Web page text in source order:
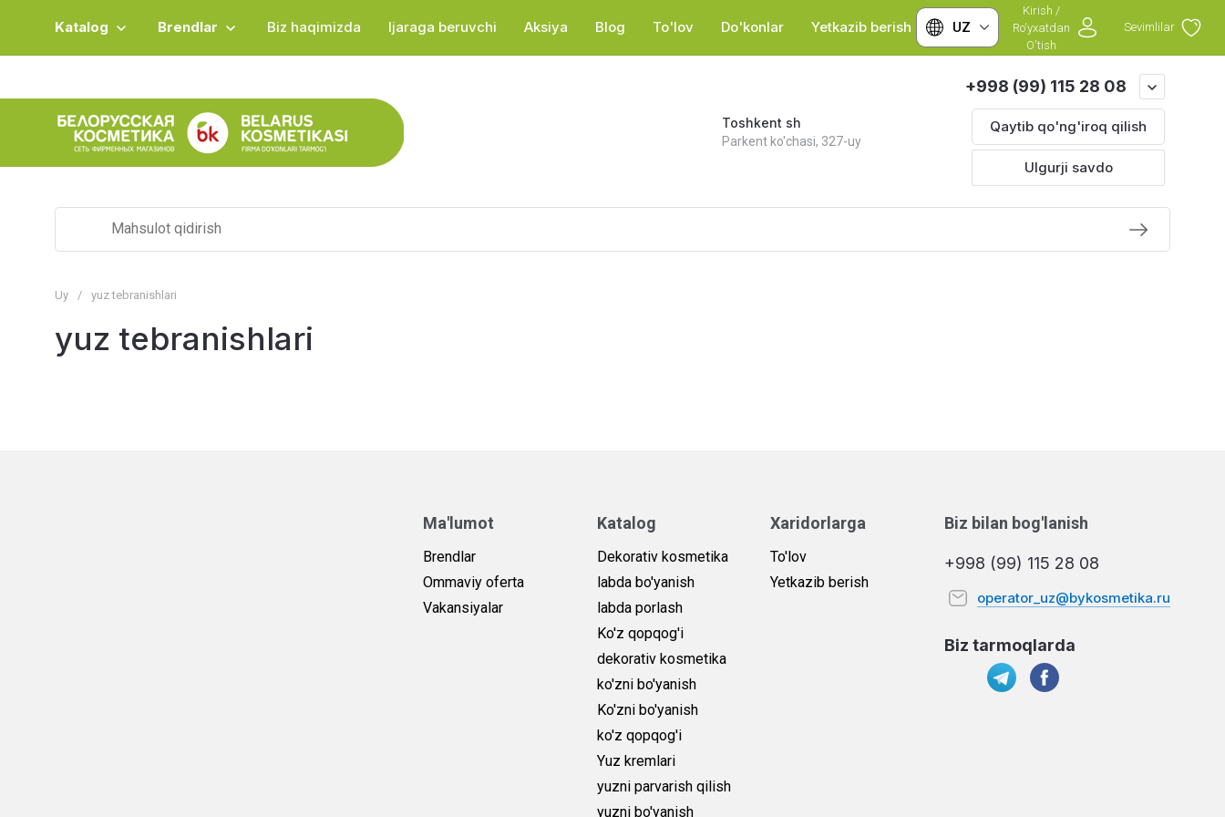
Katalog Brendlar Biz haqimizda Ijaraga beruvchi Aksiya Blog To'lov Do'konlar Yetkazib berish Franshizalar
UZ
Kirish /
Ro'yxatdan
O'tish
Sevimlilar
Toshkent sh
Parkent ko'chasi, 327-uy
+998 (99) 115 28 08
Qaytib qo'ng'iroq qilish
Ulgurji savdo
Uy / yuz tebranishlari
yuz tebranishlari
Ma'lumot
Brendlar
Ommaviy oferta
Vakansiyalar
Katalog
Dekorativ kosmetika
labda bo'yanish
labda porlash
Ko'z qopqog'i
dekorativ kosmetika
ko'zni bo'yanish
Ko'zni bo'yanish
ko'z qopqog'i
Yuz kremlari
yuzni parvarish qilish
yuzni bo'yanish
Xaridorlarga
To'lov
Yetkazib berish
Biz bilan bog'lanish
+998 (99) 115 28 08
operator_uz@bykosmetika.ru
Biz tarmoqlarda